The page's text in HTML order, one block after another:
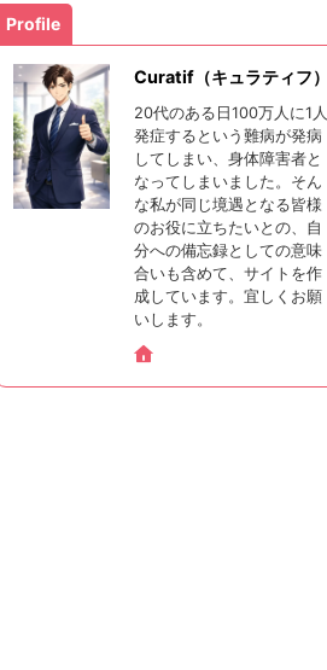
Profile
Curatif（キュラティフ）
20代のある日100万人に1人
発症するという難病が発病
してしまい、身体障害者と
なってしまいました。そん
な私が同じ境遇となる皆様
のお役に立ちたいとの、自
分への備忘録としての意味
合いも含めて、サイトを作
成しています。宜しくお願
いします。